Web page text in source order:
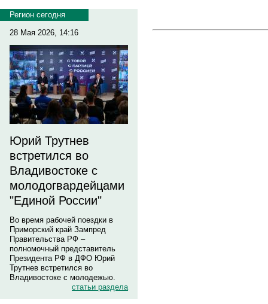
Регион сегодня
28 Мая 2026, 14:16
Юрий Трутнев
встретился во
Владивостоке с
молодогвардейцами
"Единой России"
Во время рабочей поездки в
Приморский край Зампред
Правительства РФ –
полномочный представитель
Президента РФ в ДФО Юрий
Трутнев встретился во
Владивостоке с молодежью.
статьи раздела